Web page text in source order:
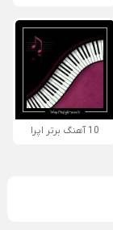
10 آهنگ برتر اپرا